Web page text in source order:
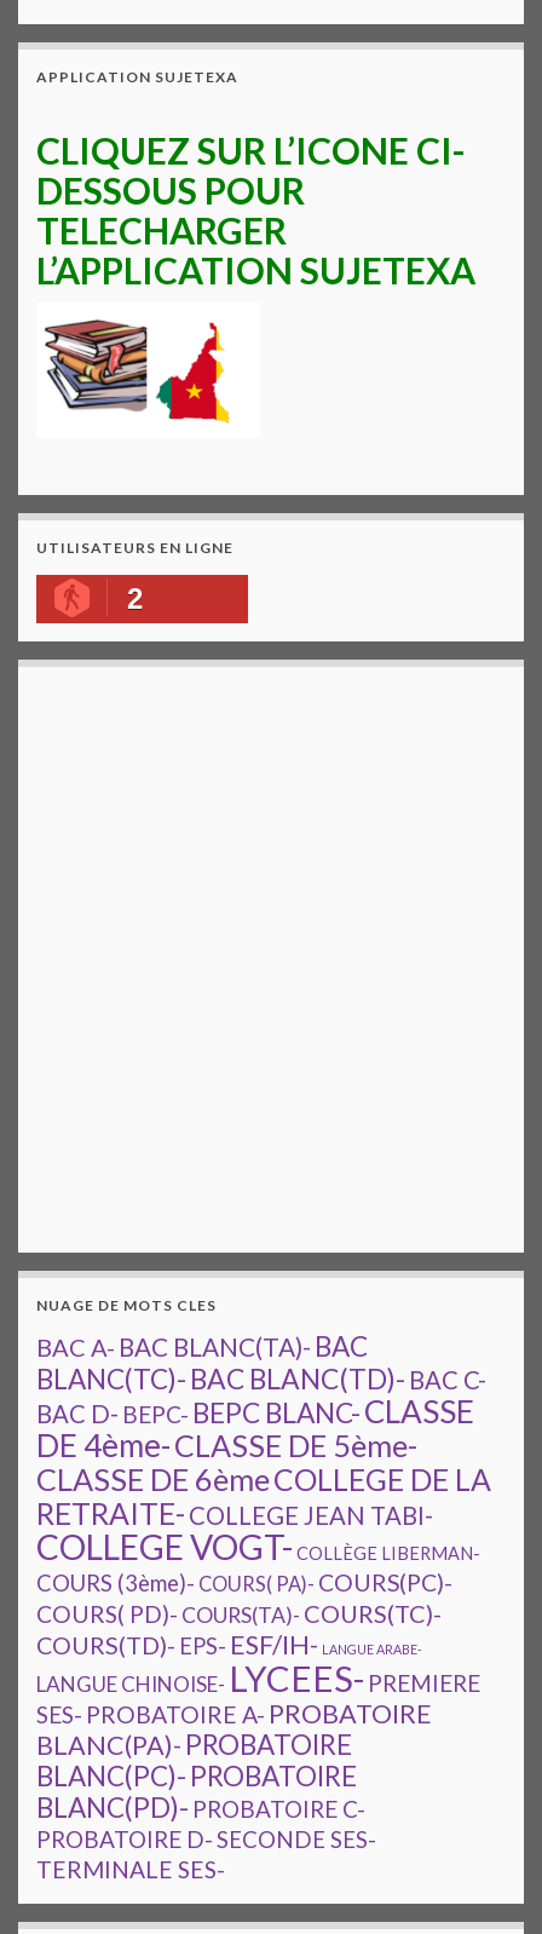
APPLICATION SUJETEXA
CLIQUEZ SUR L’ICONE CI-
DESSOUS POUR
TELECHARGER
L’APPLICATION SUJETEXA
UTILISATEURS EN LIGNE
2
NUAGE DE MOTS CLES
BAC A- BAC BLANC(TA)- BAC
BLANC(TC)- BAC BLANC(TD)- BAC C-
BAC D- BEPC- BEPC BLANC-CLASSE
DE 4ème-CLASSE DE 5ème-
CLASSE DE 6èmeCOLLEGE DE LA
RETRAITE- COLLEGE JEAN TABI-
COLLEGE VOGT- COLLÈGE LIBERMAN-
COURS (3ème)- COURS( PA)- COURS(PC)-
COURS( PD)- COURS(TA)- COURS(TC)-
COURS(TD)- EPS- ESF/IH- LANGUE ARABE-
LANGUE CHINOISE- LYCEES- PREMIERE
SES- PROBATOIRE A- PROBATOIRE
BLANC(PA)- PROBATOIRE
BLANC(PC)- PROBATOIRE
BLANC(PD)- PROBATOIRE C-
PROBATOIRE D-SECONDE SES-
TERMINALE SES-